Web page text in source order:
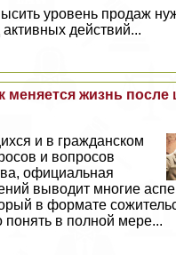
уровень продаж
действий...
меняется жизнь после
и в гражданском
и вопросов
официальная
выводит многие
в формате
в полной мере...